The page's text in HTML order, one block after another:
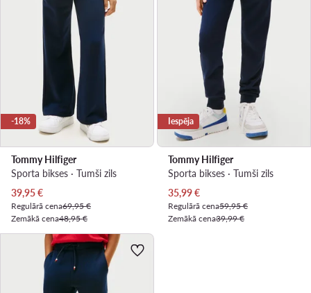
-18%
Tommy Hilfiger
Sporta bikses · Tumši zils
Pašreizējā cena
39,95€
Regulārā cena69,95 €
Zemākā cena48,95 €
Iespēja
Tommy Hilfiger
Sporta bikses · Tumši zils
Pašreizējā cena
35,99€
Regulārā cena59,95 €
Zemākā cena39,99 €